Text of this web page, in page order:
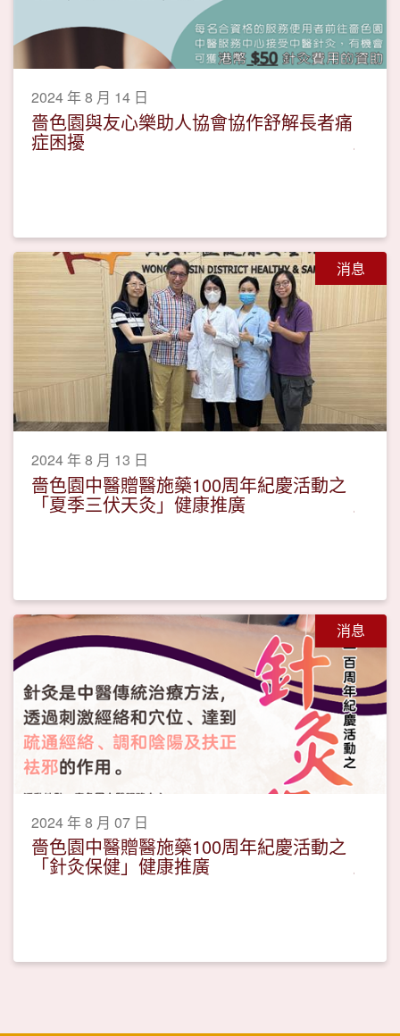
2024 年 8 月 14 日
嗇色園與友心樂助人協會協作舒解長者痛
症困擾
消息
2024 年 8 月 13 日
嗇色園中醫贈醫施藥100周年紀慶活動之
「夏季三伏天灸」健康推廣
消息
2024 年 8 月 07 日
嗇色園中醫贈醫施藥100周年紀慶活動之
「針灸保健」健康推廣